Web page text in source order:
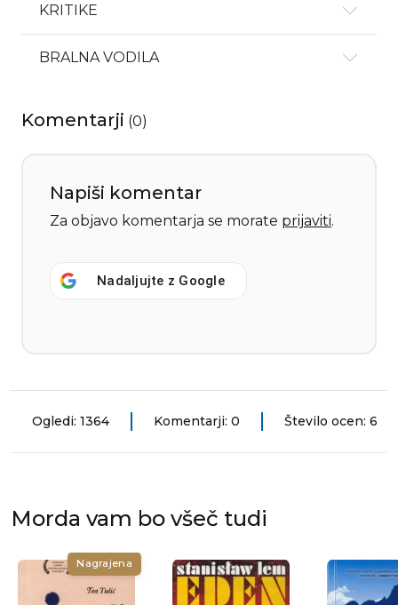
KRITIKE
BRALNA VODILA
Komentarji (0)
Napiši komentar
Za objavo komentarja se morate prijaviti.
Nadaljujte z Google
Ogledi: 1364 Komentarji: 0 Število ocen: 6
Morda vam bo všeč tudi
Nagrajena